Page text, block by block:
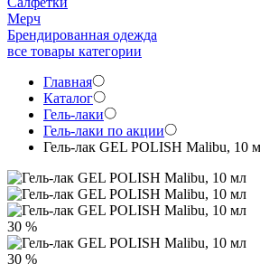
Мерч
Брендированная одежда
все товары категории
Главная
Каталог
Гель-лаки
Гель-лаки по акции
Гель-лак GEL POLISH Malibu, 10
30 %
30 %